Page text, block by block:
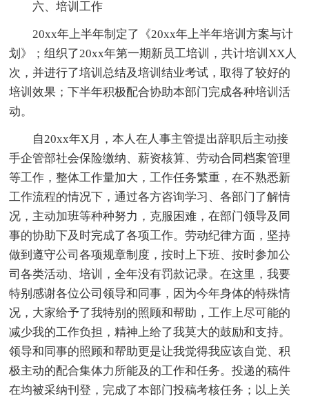
六、培训工作
20xx年上半年制定了《20xx年上半年培训方案与计
划》；组织了20xx年第一期新员工培训，共计培训XX人
次，并进行了培训总结及培训结业考试，取得了较好的
培训效果；下半年积极配合协助本部门完成各种培训活
动。
自20xx年X月，本人在人事主管提出辞职后主动接
手企管部社会保险缴纳、薪资核算、劳动合同档案管理
等工作，整体工作量加大，工作任务繁重，在不熟悉新
工作流程的情况下，通过各方咨询学习、各部门了解情
况，主动加班等种种努力，克服困难，在部门领导及同
事的协助下及时完成了各项工作。劳动纪律方面，坚持
做到遵守公司各项规章制度，按时上下班、按时参加公
司各类活动、培训，全年没有罚款记录。在这里，我要
特别感谢各位公司领导和同事，因为今年身体的特殊情
况，大家给予了我特别的照顾和帮助，工作上尽可能的
减少我的工作负担，精神上给了我莫大的鼓励和支持。
领导和同事的照顾和帮助更是让我觉得我应该自觉、积
极主动的配合集体力所能及的工作和任务。投递的稿件
在均被采纳刊登，完成了本部门投稿考核任务；以上关